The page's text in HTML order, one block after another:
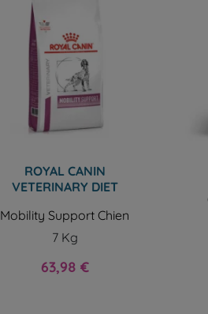
ROYAL CANIN
VETERINARY DIET
Mobility Support Chien
7 Kg
Prix
63,98 €